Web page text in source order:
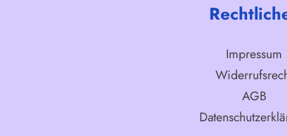
Impressum
AGB